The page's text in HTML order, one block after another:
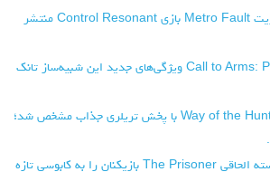
گیم‌پلی اختصاصی ماموریت Metro Fault بازی Control Resonant منتشر
تریلر تازه Call to Arms: Panzer Elite ویژگی‌های جدید این شبیه‌ساز تانک
تاریخ انتشار بازی Way of the Hunter 2 با پخش تریلری جذاب مشخص شد؛
بازی REANIMAL با بسته الحاقی The Prisoner بازیکنان را به کابوسی تازه